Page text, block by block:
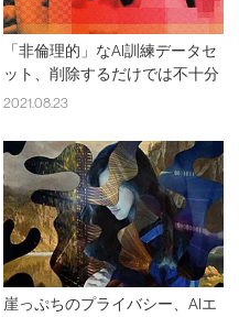
「非倫理的」なAI訓練データセ
ット、削除するだけでは不十分
2021.08.23
崖っぷちのプライバシー、AIエ